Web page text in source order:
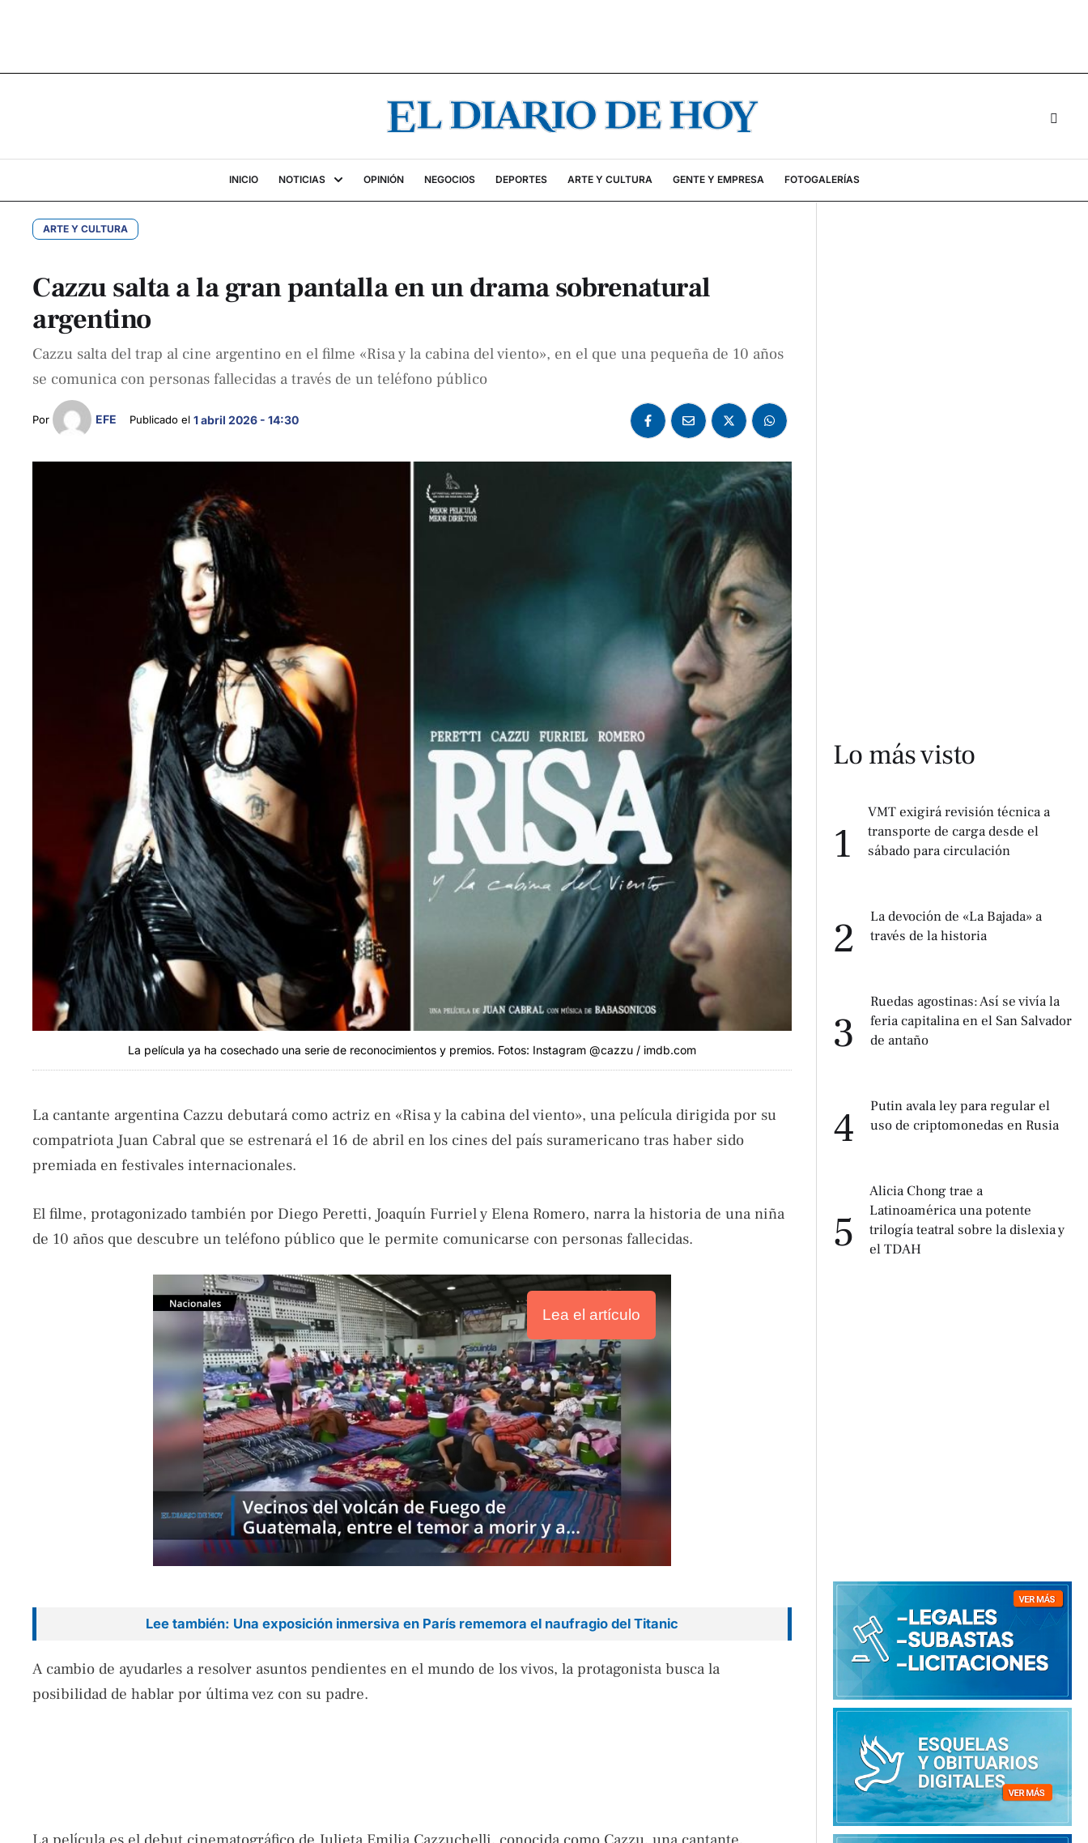
INICIO NOTICIAS OPINIÓN NEGOCIOS DEPORTES ARTE Y CULTURA GENTE Y EMPRESA FOTOGALERÍAS
ARTE Y CULTURA
Cazzu salta a la gran pantalla en un drama sobrenatural
argentino
Cazzu salta del trap al cine argentino en el filme «Risa y la cabina del viento», en el que una pequeña de 10 años
se comunica con personas fallecidas a través de un teléfono público
Por EFE Publicado el 1 abril 2026 - 14:30
La película ya ha cosechado una serie de reconocimientos y premios. Fotos: Instagram @cazzu / imdb.com
La cantante argentina Cazzu debutará como actriz en «Risa y la cabina del viento», una película dirigida por su
compatriota Juan Cabral que se estrenará el 16 de abril en los cines del país suramericano tras haber sido
premiada en festivales internacionales.
El filme, protagonizado también por Diego Peretti, Joaquín Furriel y Elena Romero, narra la historia de una niña
de 10 años que descubre un teléfono público que le permite comunicarse con personas fallecidas.
Lea el artículo
Lee también: Una exposición inmersiva en París rememora el naufragio del Titanic
A cambio de ayudarles a resolver asuntos pendientes en el mundo de los vivos, la protagonista busca la
posibilidad de hablar por última vez con su padre.
Lo más visto
1
VMT exigirá revisión técnica a
transporte de carga desde el
sábado para circulación
2
La devoción de «La Bajada» a
través de la historia
3
Ruedas agostinas: Así se vivía la
feria capitalina en el San Salvador
de antaño
4
Putin avala ley para regular el
uso de criptomonedas en Rusia
5
Alicia Chong trae a
Latinoamérica una potente
trilogía teatral sobre la dislexia y
el TDAH